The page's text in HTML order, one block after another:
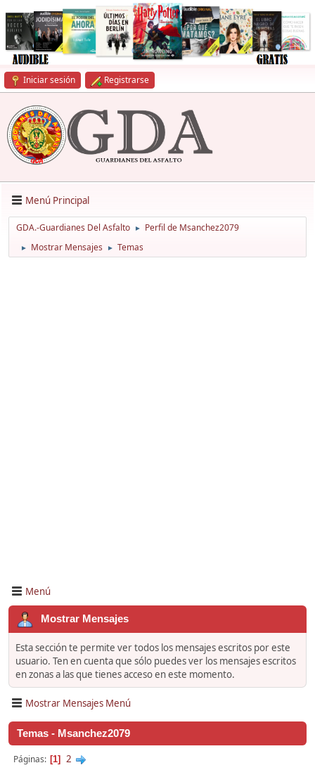
Iniciar sesión Registrarse
Menú Principal
GDA.-Guardianes Del Asfalto ► Perfil de Msanchez2079
► Mostrar Mensajes ► Temas
Menú
Mostrar Mensajes
Esta sección te permite ver todos los mensajes escritos por este
usuario. Ten en cuenta que sólo puedes ver los mensajes escritos
en zonas a las que tienes acceso en este momento.
Mostrar Mensajes Menú
Temas - Msanchez2079
Páginas 1 2